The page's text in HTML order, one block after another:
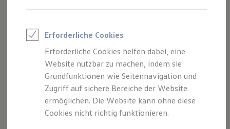
ONE Business ID Vorteile
Fahrzeuge online kaufen
Digitaler Marktplatz
Kauf & Finanzierung
Online-Fahrzeugbewertung
Aktionen & Angebote
E-Auto-Förderung
Für Privatkunden
Für Gewerbekunden
Profi Paket
Impressum
Datenschutzerklärung
Impressum
Erforderliche Cookies
Erforderliche Cookies helfen dabei, eine
Website nutzbar zu machen, indem sie
Grundfunktionen wie Seitennavigation und
Zugriff auf sichere Bereiche der Website
ermöglichen. Die Website kann ohne diese
Cookies nicht richtig funktionieren.